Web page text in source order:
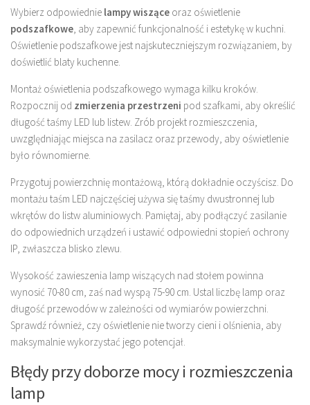
Wybierz odpowiednie lampy wiszące oraz oświetlenie
podszafkowe, aby zapewnić funkcjonalność i estetykę w kuchni.
Oświetlenie podszafkowe jest najskuteczniejszym rozwiązaniem, by
doświetlić blaty kuchenne.
Montaż oświetlenia podszafkowego wymaga kilku kroków.
Rozpocznij od zmierzenia przestrzeni pod szafkami, aby określić
długość taśmy LED lub listew. Zrób projekt rozmieszczenia,
uwzględniając miejsca na zasilacz oraz przewody, aby oświetlenie
było równomierne.
Przygotuj powierzchnię montażową, którą dokładnie oczyścisz. Do
montażu taśm LED najczęściej używa się taśmy dwustronnej lub
wkrętów do listw aluminiowych. Pamiętaj, aby podłączyć zasilanie
do odpowiednich urządzeń i ustawić odpowiedni stopień ochrony
IP, zwłaszcza blisko zlewu.
Wysokość zawieszenia lamp wiszących nad stołem powinna
wynosić 70-80 cm, zaś nad wyspą 75-90 cm. Ustal liczbę lamp oraz
długość przewodów w zależności od wymiarów powierzchni.
Sprawdź również, czy oświetlenie nie tworzy cieni i olśnienia, aby
maksymalnie wykorzystać jego potencjał.
Błędy przy doborze mocy i rozmieszczenia
lamp